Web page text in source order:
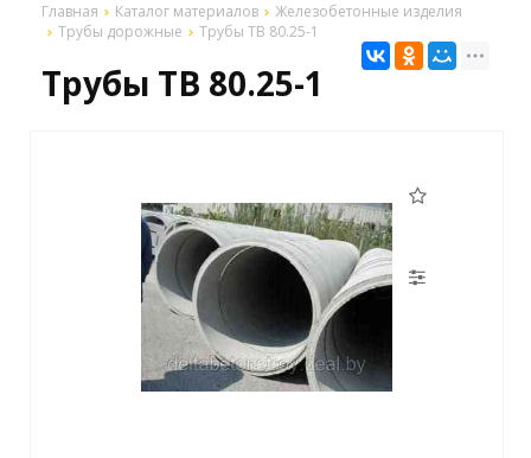
Главная Каталог материалов
Железобетонные изделия
Трубы дорожные
Трубы ТВ 80.25-1
Трубы ТВ 80.25-1